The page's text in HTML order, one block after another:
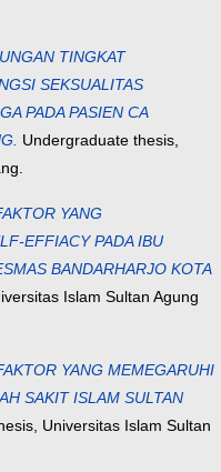
TINGKAT
SEKSUALITAS
PADA PASIEN CA
Undergraduate thesis,
YANG
EFFIACY PADA IBU
BANDARHARJO KOTA
Islam Sultan Agung
YANG MEMEGARUHI
SAKIT ISLAM SULTAN
Universitas Islam Sultan